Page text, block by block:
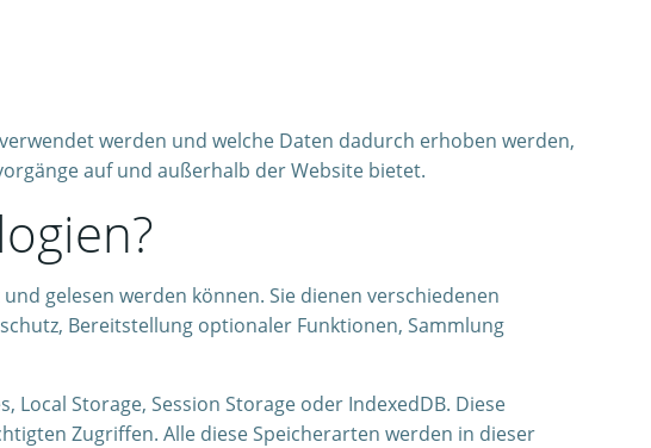
werden und welche Daten dadurch erhoben werden,
auf und außerhalb der Website bietet.
gelesen werden können. Sie dienen verschiedenen
Bereitstellung optionaler Funktionen, Sammlung
Local Storage, Session Storage oder IndexedDB. Diese
Zugriffen. Alle diese Speicherarten werden in dieser